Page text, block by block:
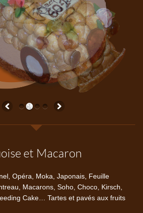
et Macaron
Opéra, Moka, Japonais, Feuille
Macarons, Soho, Choco, Kirsch,
Cake… Tartes et pavés aux fruits